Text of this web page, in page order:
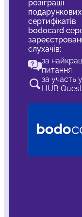
розіграші
подарункових
сертифікатів
bodocard
слухачів:
за
питання
за участь
HUB Quest